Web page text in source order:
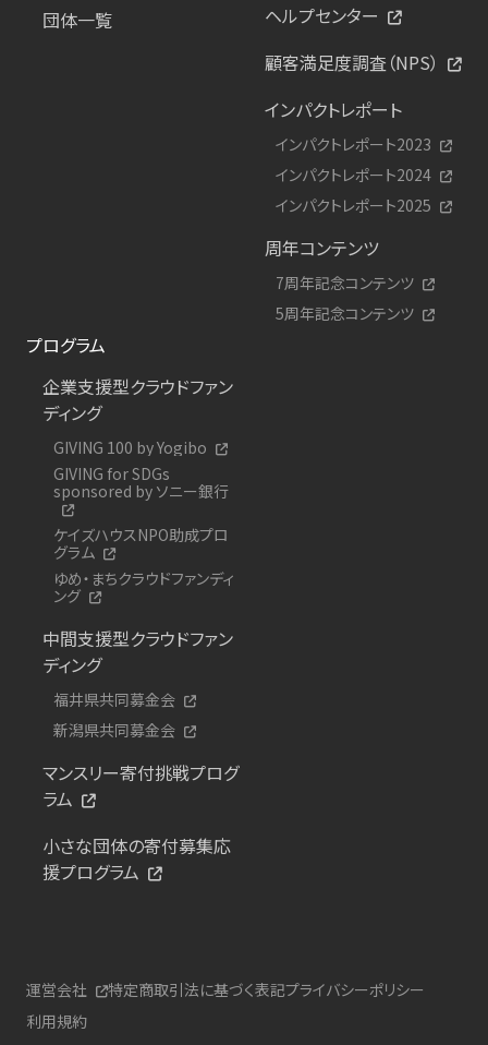
団体一覧
ヘルプセンター
顧客満足度調査（NPS）
インパクトレポート
インパクトレポート2023
インパクトレポート2024
インパクトレポート2025
周年コンテンツ
7周年記念コンテンツ
5周年記念コンテンツ
プログラム
企業支援型クラウドファン
ディング
GIVING 100 by Yogibo
GIVING for SDGs
sponsored by ソニー銀行
ケイズハウスNPO助成プロ
グラム
ゆめ・まちクラウドファンディ
ング
中間支援型クラウドファン
ディング
福井県共同募金会
新潟県共同募金会
マンスリー寄付挑戦プログ
ラム
小さな団体の寄付募集応
援プログラム
運営会社 特定商取引法に基づく表記プライバシーポリシー
利用規約